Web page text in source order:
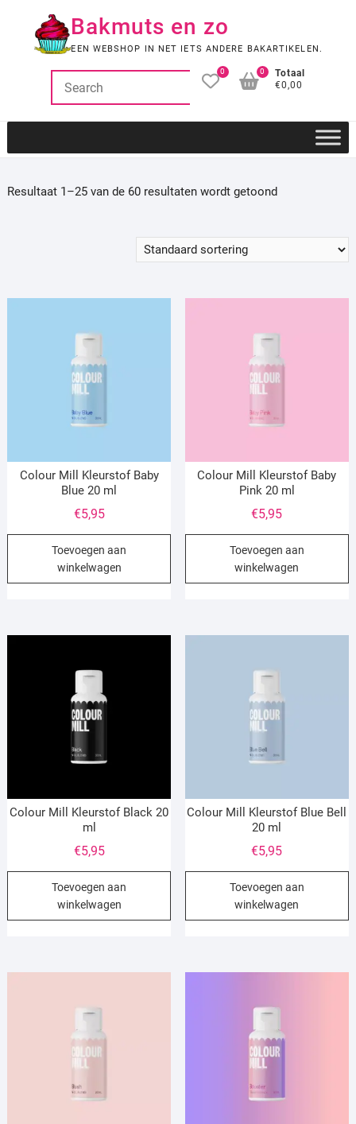
Bakmuts en zo
EEN WEBSHOP IN NET IETS ANDERE BAKARTIKELEN.
0
Totaal
€0,00
0
Resultaat 1–25 van de 60 resultaten wordt getoond
Colour Mill Kleurstof Baby
Blue 20 ml
€5,95
Toevoegen aan
winkelwagen
Colour Mill Kleurstof Baby
Pink 20 ml
€5,95
Toevoegen aan
winkelwagen
Colour Mill Kleurstof Black 20
ml
€5,95
Toevoegen aan
winkelwagen
Colour Mill Kleurstof Blue Bell
20 ml
€5,95
Toevoegen aan
winkelwagen